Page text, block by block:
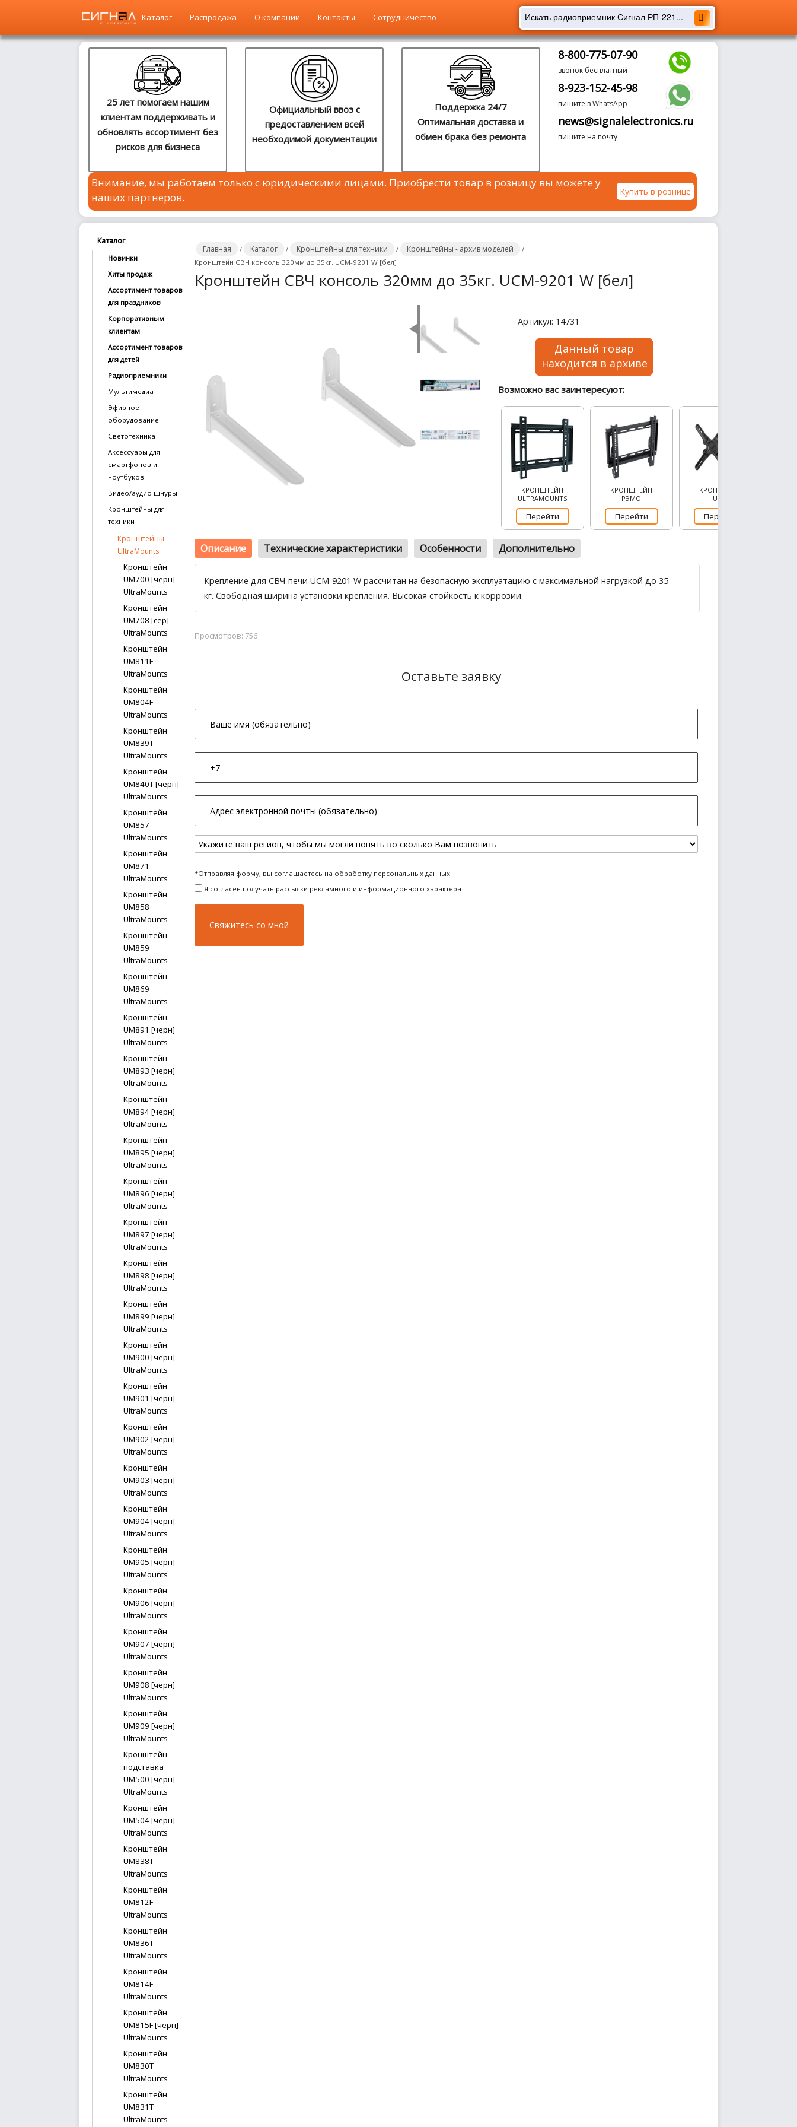
Сотрудничество
news@signalelectronics.ru
Каталог Распродажа О компании Контакты Сотрудничество
25 лет помогаем нашим
клиентам поддерживать и
обновлять ассортимент без
рисков для бизнеса
Официальный ввоз с
предоставлением всей
необходимой документации
Поддержка 24/7
Оптимальная доставка и
обмен брака без ремонта
8-800-775-07-90
звонок бесплатный
8-923-152-45-98
пишите в WhatsApp
news@signalelectronics.ru
пишите на почту
Внимание, мы работаем только с юридическими лицами. Приобрести товар в розницу вы можете у
наших партнеров.
Купить в рознице
Главная / Каталог / Кронштейны для техники / Кронштейны - архив моделей
/
Кронштейн СВЧ консоль 320мм до 35кг. UCM-9201 W [бел]
Кронштейн СВЧ консоль 320мм до 35кг. UCM-9201 W [бел]
Артикул: 14731
Данный товар
находится в архиве
Возможно вас заинтересуют:
КРОНШТЕЙН
ULTRAMOUNTS
Перейти
КРОНШТЕЙН
РЭМО
Перейти
КРОНШТЕЙН
UCM
Перейти
Описание Технические характеристики Особенности Дополнительно
Крепление для СВЧ-печи UCM-9201 W рассчитан на безопасную эксплуатацию с максимальной нагрузкой до 35
кг. Свободная ширина установки крепления. Высокая стойкость к коррозии.
Просмотров: 756
Оставьте заявку
*Отправляя форму, вы соглашаетесь на обработку персональных данных
Я согласен получать рассылки рекламного и информационного характера
Каталог
Новинки
Хиты продаж
Ассортимент товаров
для праздников
Корпоративным
клиентам
Ассортимент товаров
для детей
Радиоприемники
Мультимедиа
Эфирное
оборудование
Светотехника
Аксессуары для
смартфонов и
ноутбуков
Видео/аудио шнуры
Кронштейны для
техники
Кронштейны
UltraMounts
Кронштейн
UM700 [черн]
UltraMounts
Кронштейн
UM708 [сер]
UltraMounts
Кронштейн
UM811F
UltraMounts
Кронштейн
UM804F
UltraMounts
Кронштейн
UM839T
UltraMounts
Кронштейн
UM840T [черн]
UltraMounts
Кронштейн
UM857
UltraMounts
Кронштейн
UM871
UltraMounts
Кронштейн
UM858
UltraMounts
Кронштейн
UM859
UltraMounts
Кронштейн
UM869
UltraMounts
Кронштейн
UM891 [черн]
UltraMounts
Кронштейн
UM893 [черн]
UltraMounts
Кронштейн
UM894 [черн]
UltraMounts
Кронштейн
UM895 [черн]
UltraMounts
Кронштейн
UM896 [черн]
UltraMounts
Кронштейн
UM897 [черн]
UltraMounts
Кронштейн
UM898 [черн]
UltraMounts
Кронштейн
UM899 [черн]
UltraMounts
Кронштейн
UM900 [черн]
UltraMounts
Кронштейн
UM901 [черн]
UltraMounts
Кронштейн
UM902 [черн]
UltraMounts
Кронштейн
UM903 [черн]
UltraMounts
Кронштейн
UM904 [черн]
UltraMounts
Кронштейн
UM905 [черн]
UltraMounts
Кронштейн
UM906 [черн]
UltraMounts
Кронштейн
UM907 [черн]
UltraMounts
Кронштейн
UM908 [черн]
UltraMounts
Кронштейн
UM909 [черн]
UltraMounts
Кронштейн-
подставка
UM500 [черн]
UltraMounts
Кронштейн
UM504 [черн]
UltraMounts
Кронштейн
UM838T
UltraMounts
Кронштейн
UM812F
UltraMounts
Кронштейн
UM836T
UltraMounts
Кронштейн
UM814F
UltraMounts
Кронштейн
UM815F [черн]
UltraMounts
Кронштейн
UM830T
UltraMounts
Кронштейн
UM831T
UltraMounts